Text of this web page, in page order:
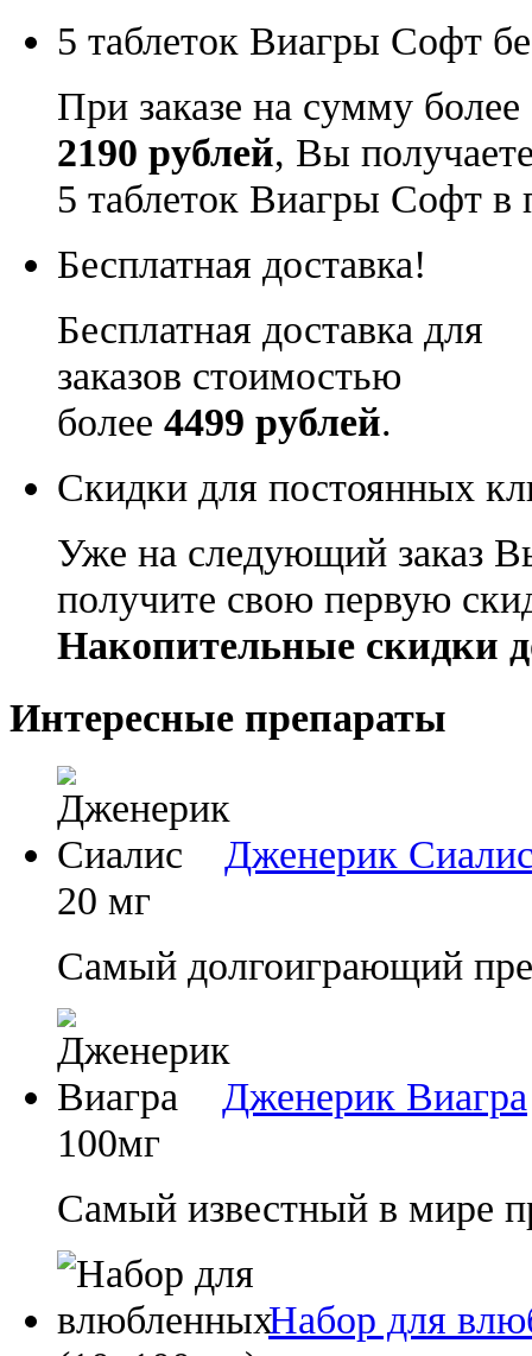
5 таблеток Виагры Софт
При заказе на сумму более
2190 рублей, Вы
5 таблеток Виагры Софт в
Бесплатная доставка!
Бесплатная доставка для
заказов стоимостью
более 4499 рублей.
Скидки для постоянных
Уже на следующий заказ
получите свою первую
Накопительные скидки
Интересные препараты
Дженерик
20 мг
Самый долгоиграющий
Дженерик Виагра
100мг
Самый известный в мире
Набор для